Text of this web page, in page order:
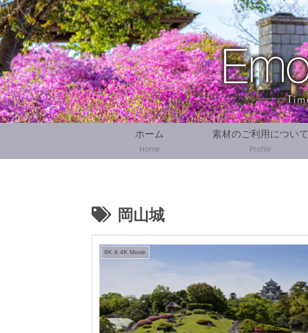
ホーム
Home
素材のご利用について
Profile
岡山城
8K & 4K Movie